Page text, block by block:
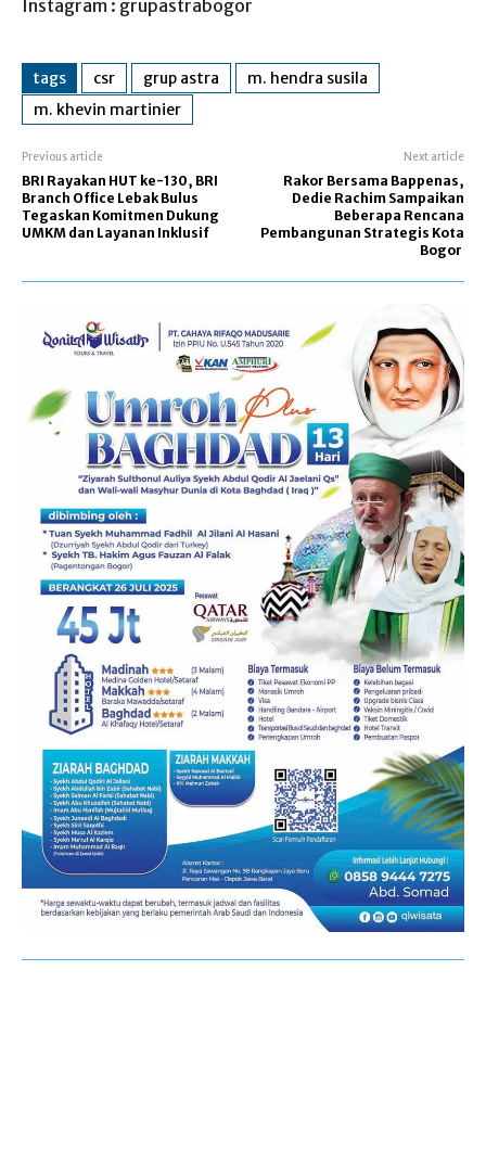
Instagram : grupastrabogor
tags csr grup astra
m. hendra susila
m. khevin martinier
Previous article
BRI Rayakan HUT ke-130, BRI
Branch Office Lebak Bulus
Tegaskan Komitmen Dukung
UMKM dan Layanan Inklusif
Next article
Rakor Bersama Bappenas,
Dedie Rachim Sampaikan
Beberapa Rencana
Pembangunan Strategis Kota
Bogor